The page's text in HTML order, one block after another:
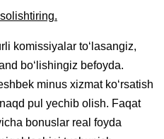
komissiyalar to‘lasangiz,
bo‘lishingiz befoyda.
minus xizmat ko‘rsatish
pul yechib olish. Faqat
bonuslar real foyda